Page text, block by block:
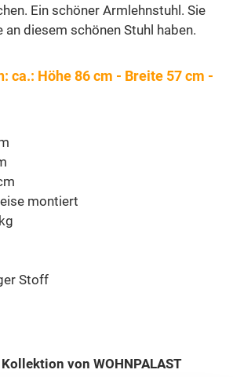
Ein schöner Armlehnstuhl. Sie
an diesem schönen Stuhl haben.
ca.: Höhe 86 cm - Breite 57 cm -
montiert
Stoff
von WOHNPALAST